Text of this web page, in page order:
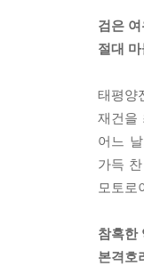
--- p.277
검은
절대
태평양
재건을
어느
가득
모토로
참혹한
본격호